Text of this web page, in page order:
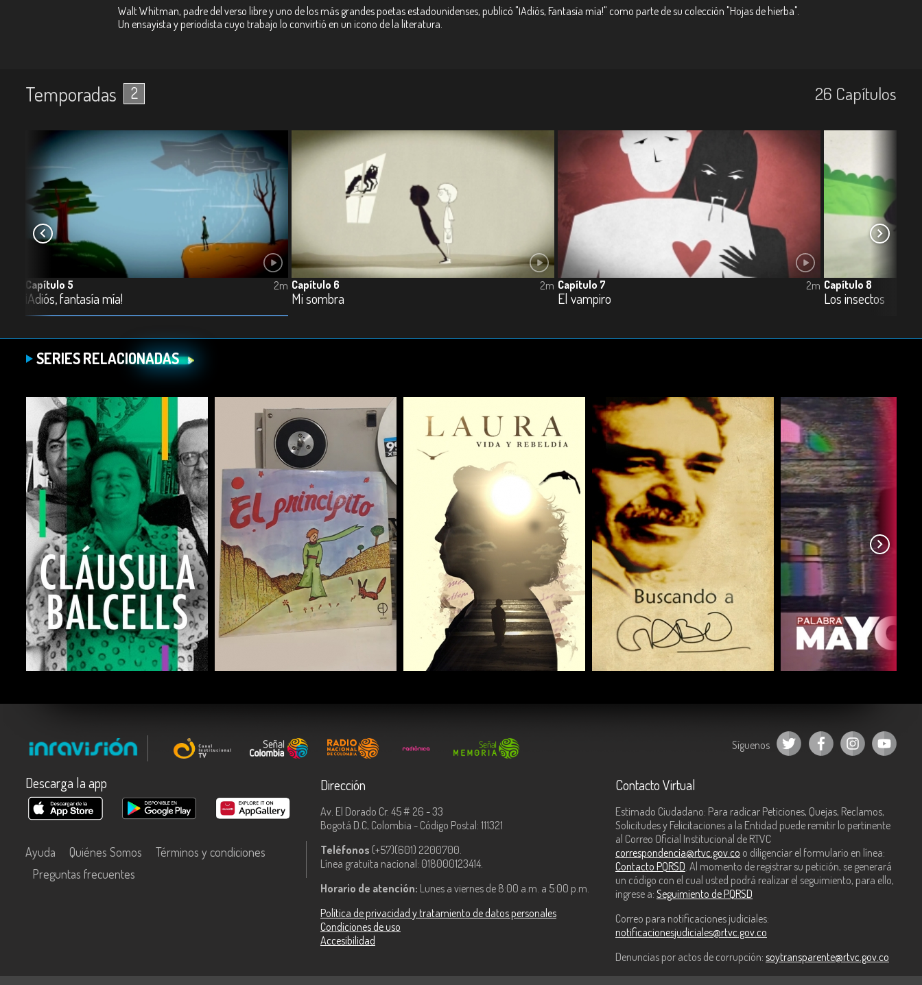
Walt Whitman, padre del verso libre y uno de los más grandes poetas estadounidenses, publicó "¡Adiós, Fantasía mía!" como parte de su colección "Hojas de hierba".
Un ensayista y periodista cuyo trabajo lo convirtió en un icono de la literatura.
Temporadas 2 26 Capí­tulos
Capítulo 5
¡Adiós, fantasía mía!
2m Capítulo 6
Mi sombra
2m Capítulo 7
El vampiro
2m Capítulo 8
Los insectos
SERIES RELACIONADAS
COMPARTIR COMPARTIR COMPARTIR COMPARTIR
Síguenos
Descarga la app
Ayuda Quiénes Somos
Términos y condiciones
Preguntas frecuentes
Dirección
Av. El Dorado Cr. 45 # 26 - 33
Bogotá D.C, Colombia - Código Postal: 111321
Teléfonos (+57)(601) 2200700.
Línea gratuita nacional: 018000123414.
Horario de atención: Lunes a viernes de 8:00 a.m. a 5:00 p.m.
Política de privacidad y tratamiento de datos personales
Condiciones de uso
Accesibilidad
Contacto Virtual
Estimado Ciudadano: Para radicar Peticiones, Quejas, Reclamos,
Solicitudes y Felicitaciones a la Entidad puede remitir lo pertinente
al Correo Oficial Institucional de RTVC
correspondencia@rtvc.gov.co o diligenciar el formulario en línea:
Contacto PQRSD . Al momento de registrar su petición, se generará
un código con el cual usted podrá realizar el seguimiento, para ello,
ingrese a: Seguimiento de PQRSD
Correo para notificaciones judiciales:
notificacionesjudiciales@rtvc.gov.co
Denuncias por actos de corrupción: soytransparente@rtvc.gov.co